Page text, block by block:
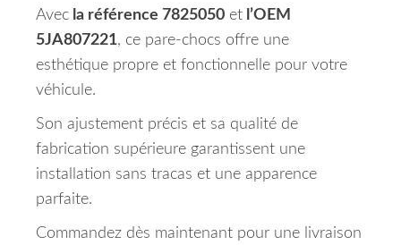
Avec la référence 7825050 et l’OEM
5JA807221, ce pare-chocs offre une
esthétique propre et fonctionnelle pour votre
véhicule.
Son ajustement précis et sa qualité de
fabrication supérieure garantissent une
installation sans tracas et une apparence
parfaite.
Commandez dès maintenant pour une livraison